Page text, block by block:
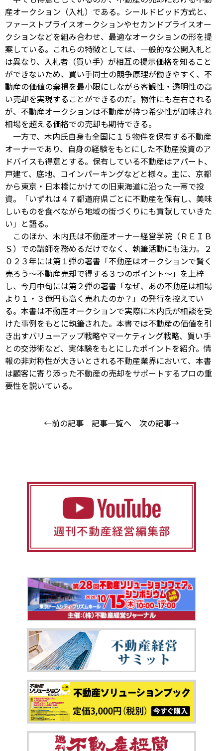
産オークション（入札）である。シールドビッド方式と、
ファーストプライスオークションやセカンドプライスオー
クションなどを組み合わせ、最適なオークションの形を提
案している。これらの特徴としては、一般的な公開入札と
は異なり、入札者（買い手）が相互の提示価格を知ること
ができないため、買い手同士の競争原理が働きやすく、不
動産の価値の棄損を最小限にしながら客観性・透明性の高
い売却を実現することができるのだ。物件にも左右される
が、不動産オークションは不動産が持つ希少性が加味され
相場を超える価格での売却も期待できる。
一方で、木内氏自身も全国に１５物件を保有する不動産
オーナーであり、自身の経験をもとにした不動産投資のア
ドバイスも得意とする。保有している不動産はアパート、
戸建て、底地、コインパーキングなどと様々。主に、京都
から東京・日本橋にかけての旧東海道に沿った一帯で投
資。「いずれは４７都道府県ごとに不動産を保有し、美味
しいものを食べながら地域の街づくりにも貢献していきた
い」と語る。
このほか、木内氏は不動産オーナー経営学院（ＲＥＩＢ
Ｓ）での講師を務めるだけでなく、執筆活動にも注力。２
０２３年には第１弾の著書「不動産はオークションで賢く
売ろう～不動産売却で得する３つのポイント～」を上梓
し、今月中旬には第２弾の著書「なぜ、あの不動産は相場
より１・３億円も高く売れたのか？」の発行を控えてい
る。本書は不動産オークションで実際に木内氏が相談を受
けた事例をもとに執筆された。本書では不動産の価値を引
き出すバリューアップ戦略やマーケティング戦略、買い手
との交渉術など、実体験をもとにしたポイントを紹介。情
報の非対称性が大きいとされる不動産業界において、本書
は顧客に寄り添った不動産の売却をサポートするプロの重
要性を説いている。
←前の記事 記事一覧へ 次の記事→